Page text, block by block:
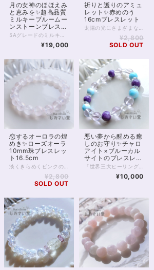
月の女神のほほえみ
と恵みを✨超高品質
ミルキーブルームー
ンストーンブレスレ
ット16.5cm
¥19,000
祈りと護りのアミュ
レット✨赤めのう
16cmブレスレット
¥2,800
SOLD OUT
恋するオーロラの煌
めき✨ローズオーラ
10mm珠ブレスレッ
ト16.5cm
¥2,800
SOLD OUT
悪い夢から醒める癒
しのお守り✨チャロ
アイト×ブルーカル
サイトのブレスレッ
ト15cm
¥10,000